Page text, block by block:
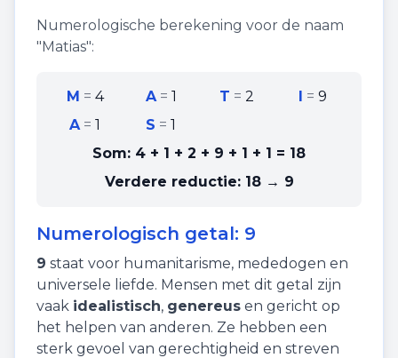
Numerologische berekening voor de naam
"Matias":
M = 4 A= 1 T =2 I =9
A=1 S =1
Som: 4 + 1 + 2 + 9 + 1 + 1 = 18
Verdere reductie: 18 → 9
Numerologisch getal: 9
9 staat voor humanitarisme, mededogen en
universele liefde. Mensen met dit getal zijn
vaak idealistisch, genereus en gericht op
het helpen van anderen. Ze hebben een
sterk gevoel van gerechtigheid en streven